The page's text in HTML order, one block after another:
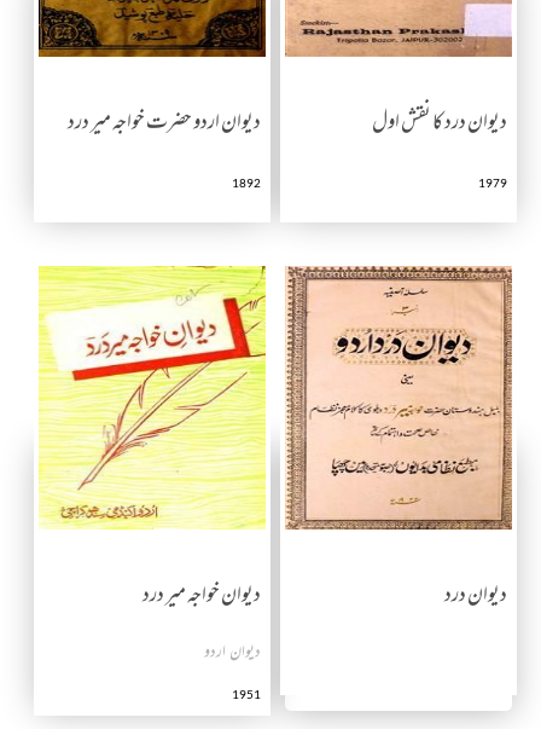
دیوان درد کا نقش اول
1979
دیوان اردو حضرت خواجہ میر درد
1892
دیوان درد دیوان خواجہ میر درد
دیوان اردو
1951